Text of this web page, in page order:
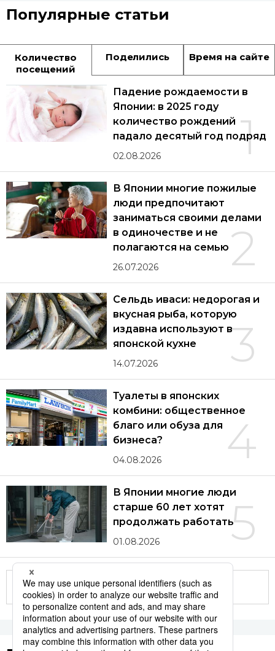
Популярные статьи
Количество
посещений
Поделились Время на сайте
1
Падение рождаемости в
Японии: в 2025 году
количество рождений
падало десятый год подряд
02.08.2026
2
В Японии многие пожилые
люди предпочитают
заниматься своими делами
в одиночестве и не
полагаются на семью
26.07.2026
3
Сельдь иваси: недорогая и
вкусная рыба, которую
издавна используют в
японской кухне
14.07.2026
4
Туалеты в японских
комбини: общественное
благо или обуза для
бизнеса?
04.08.2026
5
В Японии многие люди
старше 60 лет хотят
продолжать работать
01.08.2026
Другие статьи по теме